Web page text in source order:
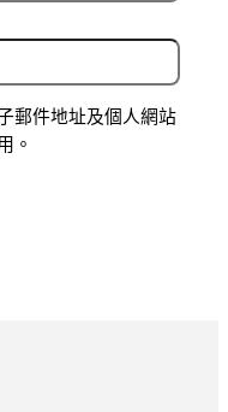
郵件地址及個人網站
。